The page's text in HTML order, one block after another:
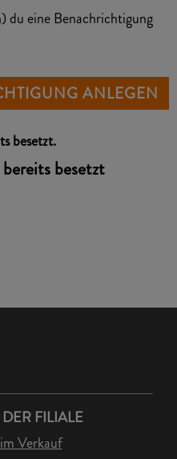
du eine Benachrichtigung
ANLEGEN
besetzt.
besetzt
FILIALE
Verkauf